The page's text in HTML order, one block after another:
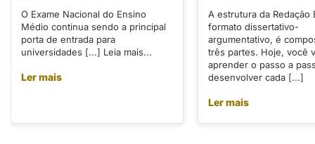
O Exame Nacional do Ensino
Médio continua sendo a principal
porta de entrada para
universidades [...] Leia mais...
Ler mais
A estrutura da Redação
formato dissertativo-
argumentativo, é
três partes. Hoje, você
aprender o passo a
desenvolver cada [...]
Ler mais